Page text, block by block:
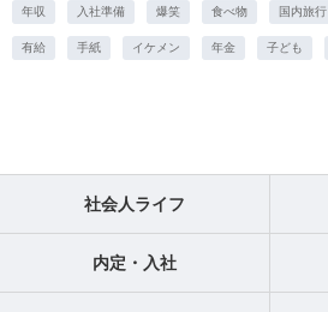
年収 入社準備 爆笑 食べ物 国内旅行
有給 手紙 イケメン 年金 子ども
社会人ライフ
内定・入社